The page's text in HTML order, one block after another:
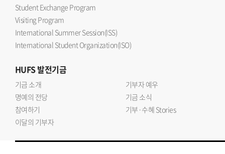
Student Exchange Program
Visiting Program
International Summer Session(ISS)
International Student Organization(ISO)
HUFS발전기금
기금 소개
기부자 예우
명예의 전당
기금 소식
참여하기
기부·수혜 Stories
이달의 기부자